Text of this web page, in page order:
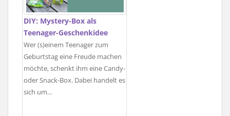
DIY: Mystery-Box als
Teenager-Geschenkidee
Wer (s)einem Teenager zum
Geburtstag eine Freude machen
möchte, schenkt ihm eine Candy-
oder Snack-Box. Dabei handelt es
sich um…